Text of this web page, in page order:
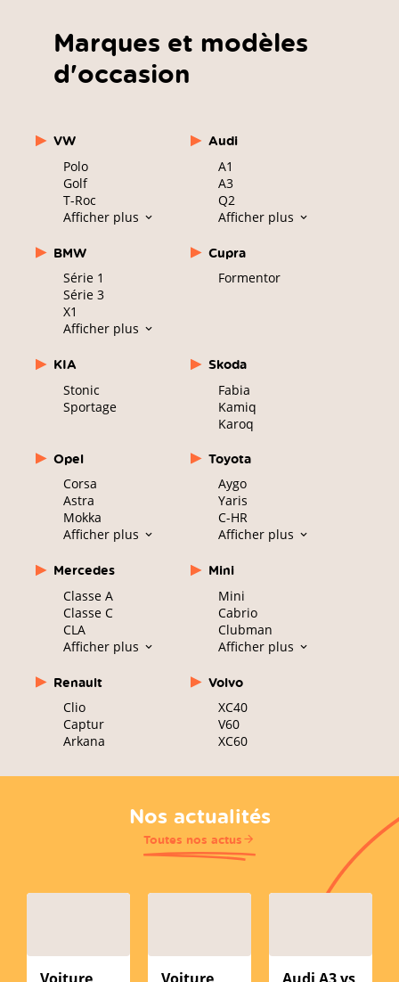
Marques et modèles
d'occasion
VW
Polo
Golf
T-Roc
Afficher plus
Audi
A1
A3
Q2
Afficher plus
BMW
Série 1
Série 3
X1
Afficher plus
Cupra
Formentor
KIA
Stonic
Sportage
Skoda
Fabia
Kamiq
Karoq
Opel
Corsa
Astra
Mokka
Afficher plus
Toyota
Aygo
Yaris
C-HR
Afficher plus
Mercedes
Classe A
Classe C
CLA
Afficher plus
Mini
Mini
Cabrio
Clubman
Afficher plus
Renault
Clio
Captur
Arkana
Volvo
XC40
V60
XC60
Nos actualités
Toutes nos actus
Voiture
Voiture
Audi A3 vs